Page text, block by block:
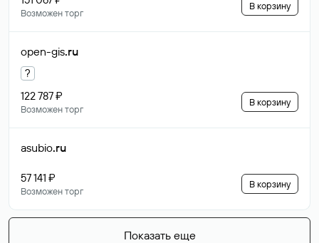
Возможен торг
В корзину
open-gis.ru
?
122 787 ₽
Возможен торг
В корзину
asubio.ru
57 141 ₽
Возможен торг
В корзину
Показать еще